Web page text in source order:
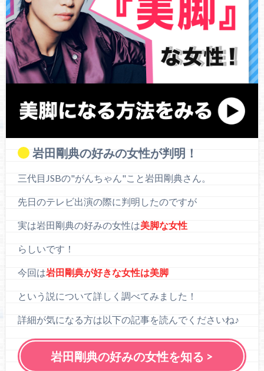
岩田剛典の好みの女性が判明！
三代目JSBの"がんちゃん"こと岩田剛典さん。
先日のテレビ出演の際に判明したのですが
実は岩田剛典の好みの女性は美脚な女性
らしいです！
今回は岩田剛典が好きな女性は美脚
という説について詳しく調べてみました！
詳細が気になる方は以下の記事を読んでくださいね♪
岩田剛典の好みの女性を知る >